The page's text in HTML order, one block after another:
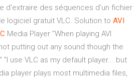
d'extraire des séquences d'un fichier
logiciel gratuit VLC. Solution to AVI
Media Player "When playing AVI
putting out any sound though the
"I use VLC as my default player... but
player plays most multimedia files,